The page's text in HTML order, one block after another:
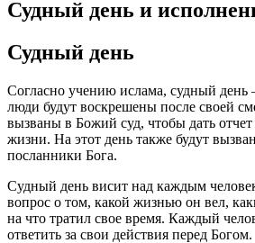
Судный день и
Судный день
Согласно учению ислама, судный день
люди будут воскрешены после своей
вызваны в Божий суд, чтобы дать
жизни. На этот день также будут
посланники Бога.
Судный день висит над каждым
вопрос о том, какой жизнью он вел,
на что тратил свое время. Каждый
ответить за свои действия перед Богом.